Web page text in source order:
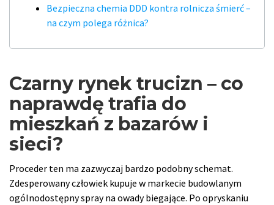
Bezpieczna chemia DDD kontra rolnicza śmierć –
na czym polega różnica?
Czarny rynek trucizn – co
naprawdę trafia do
mieszkań z bazarów i
sieci?
Proceder ten ma zazwyczaj bardzo podobny schemat.
Zdesperowany człowiek kupuje w markecie budowlanym
ogólnodostępny spray na owady biegające. Po opryskaniu